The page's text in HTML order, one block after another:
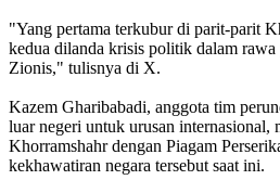
"Yang pertama terkubur di parit-parit
kedua dilanda krisis politik dalam
Zionis," tulisnya di X.
Kazem Gharibabadi, anggota tim
luar negeri untuk urusan internasional,
Khorramshahr dengan Piagam
kekhawatiran negara tersebut saat ini.